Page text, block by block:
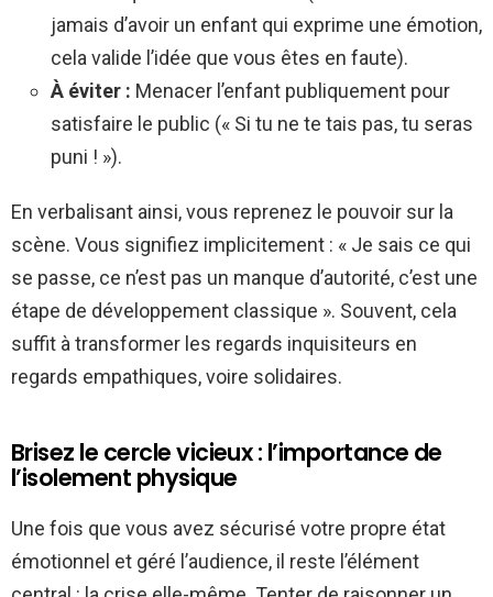
jamais d’avoir un enfant qui exprime une émotion,
cela valide l’idée que vous êtes en faute).
À éviter : Menacer l’enfant publiquement pour
satisfaire le public (« Si tu ne te tais pas, tu seras
puni ! »).
En verbalisant ainsi, vous reprenez le pouvoir sur la
scène. Vous signifiez implicitement : « Je sais ce qui
se passe, ce n’est pas un manque d’autorité, c’est une
étape de développement classique ». Souvent, cela
suffit à transformer les regards inquisiteurs en
regards empathiques, voire solidaires.
Brisez le cercle vicieux : l’importance de
l’isolement physique
Une fois que vous avez sécurisé votre propre état
émotionnel et géré l’audience, il reste l’élément